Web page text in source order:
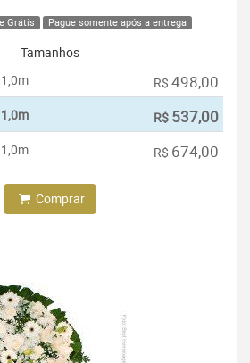
Grátis Pague somente após a entrega
Tamanhos
R$ 498,00
R$ 537,00
R$ 674,00
Comprar